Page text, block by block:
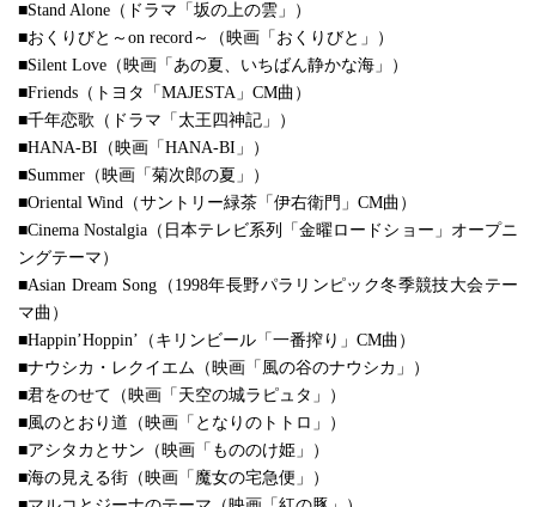
■Stand Alone（ドラマ「坂の上の雲」）
■おくりびと～on record～（映画「おくりびと」）
■Silent Love（映画「あの夏、いちばん静かな海」）
■Friends（トヨタ「MAJESTA」CM曲）
■千年恋歌（ドラマ「太王四神記」）
■HANA-BI（映画「HANA-BI」）
■Summer（映画「菊次郎の夏」）
■Oriental Wind（サントリー緑茶「伊右衛門」CM曲）
■Cinema Nostalgia（日本テレビ系列「金曜ロードショー」オープニ
ングテーマ）
■Asian Dream Song（1998年長野パラリンピック冬季競技大会テー
マ曲）
■Happin’Hoppin’（キリンビール「一番搾り」CM曲）
■ナウシカ・レクイエム（映画「風の谷のナウシカ」）
■君をのせて（映画「天空の城ラピュタ」）
■風のとおり道（映画「となりのトトロ」）
■アシタカとサン（映画「もののけ姫」）
■海の見える街（映画「魔女の宅急便」）